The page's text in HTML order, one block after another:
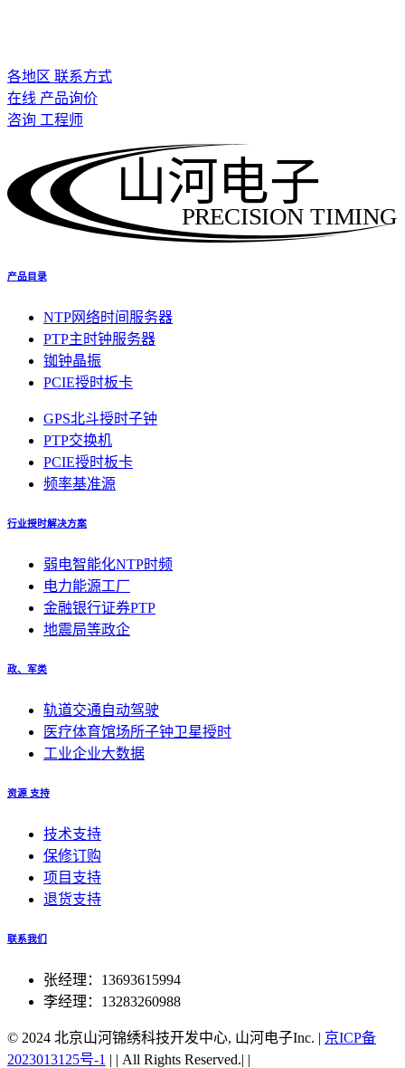
各地区 联系方式
在线 产品询价
咨询 工程师
PRECISION TIMING
山河电子
产品目录
NTP网络时间服务器
PTP主时钟服务器
铷钟晶振
PCIE授时板卡
GPS北斗授时子钟
PTP交换机
PCIE授时板卡
频率基准源
行业授时解决方案
弱电智能化NTP时频
电力能源工厂
金融银行证券PTP
地震局等政企
政、军类
轨道交通自动驾驶
医疗体育馆场所子钟卫星授时
工业企业大数据
资源 支持
技术支持
保修订购
项目支持
退货支持
联系我们
张经理：13693615994
李经理：13283260988
© 2024 北京山河锦绣科技开发中心, 山河电子Inc. | 京ICP备
2023013125号-1 | | All Rights Reserved.| |